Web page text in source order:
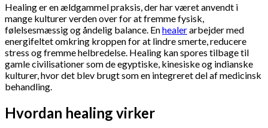
Healing er en ældgammel praksis, der har været anvendt i
mange kulturer verden over for at fremme fysisk,
følelsesmæssig og åndelig balance. Enhealerarbejder med
energifeltet omkring kroppen for at lindre smerte, reducere
stress og fremme helbredelse. Healing kan spores tilbage til
gamle civilisationer som de egyptiske, kinesiske og indianske
kulturer, hvor det blev brugt som en integreret del af medicinsk
behandling.
Hvordan healing virker